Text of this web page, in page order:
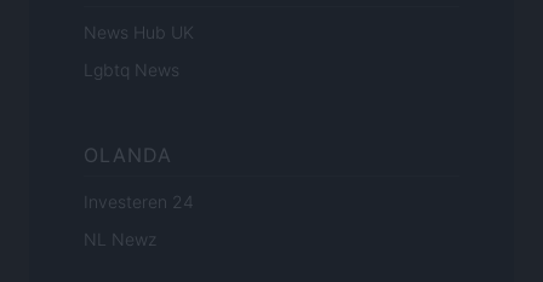
News Hub UK
Lgbtq News
OLANDA
Investeren 24
NL Newz